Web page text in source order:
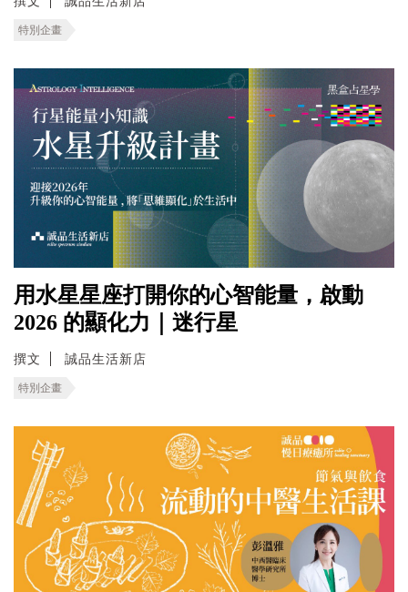
特別企畫
用水星星座打開你的心智能量，啟動
2026 的顯化力｜迷行星
撰文 誠品生活新店
特別企畫